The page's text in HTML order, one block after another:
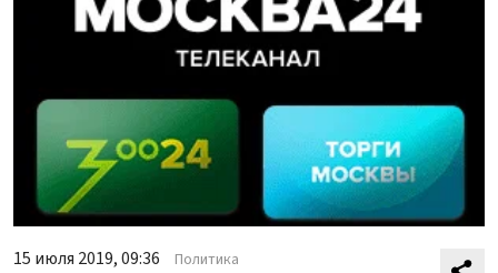
15 июля 2019, 09:36 Политика